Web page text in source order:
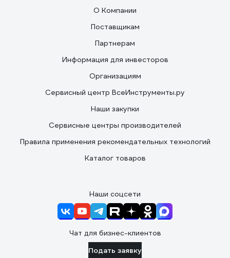
О Компании
Поставщикам
Партнерам
Информация для инвесторов
Организациям
Сервисный центр ВсеИнструменты.ру
Наши закупки
Сервисные центры производителей
Правила применения рекомендательных технологий
Каталог товаров
Наши соцсети
Чат для бизнес-клиентов
Подать заявку